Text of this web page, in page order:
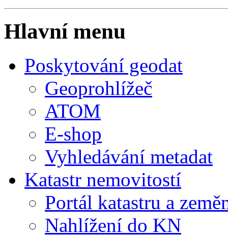
Hlavní menu
Poskytování geodat
Geoprohlížeč
ATOM
E-shop
Vyhledávání metadat
Katastr nemovitostí
Portál katastru a
Nahlížení do KN